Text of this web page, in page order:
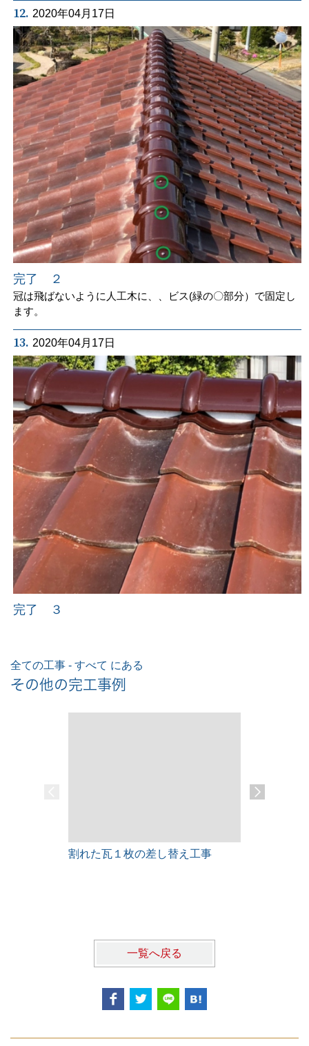
12. 2020年04月17日
完了 ２
冠は飛ばないように人工木に、、ビス(緑の〇部分）で固定し
ます。
13. 2020年04月17日
完了 ３
全ての工事 - すべて にある
その他の完工事例
割れた瓦１枚の差し替え工事
一覧へ戻る